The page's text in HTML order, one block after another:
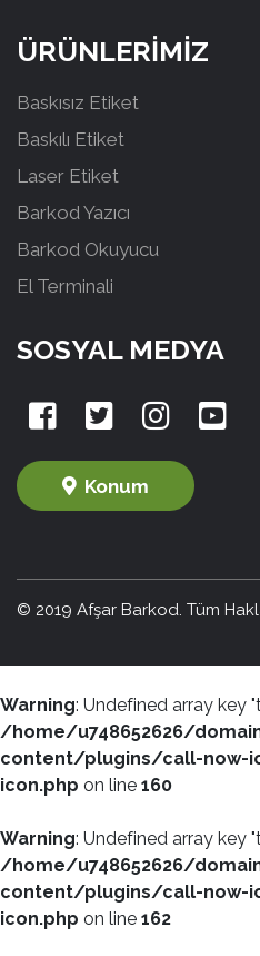
ÜRÜNLERİMİZ
Baskısız Etiket
Baskılı Etiket
Laser Etiket
Barkod Yazıcı
Barkod Okuyucu
El Terminali
SOSYAL MEDYA
Konum
© 2019 Afşar Barkod. Tüm
Warning: Undefined array key
/home/u748652626/
content/plugins/call-now-
icon.php on line 160
Warning: Undefined array key
/home/u748652626/
content/plugins/call-now-
icon.php on line 162